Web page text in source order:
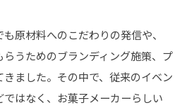
原材料へのこだわりの発信や、
うためのブランディング施策、プ
ました。その中で、従来のイベン
ではなく、お菓子メーカーらしい